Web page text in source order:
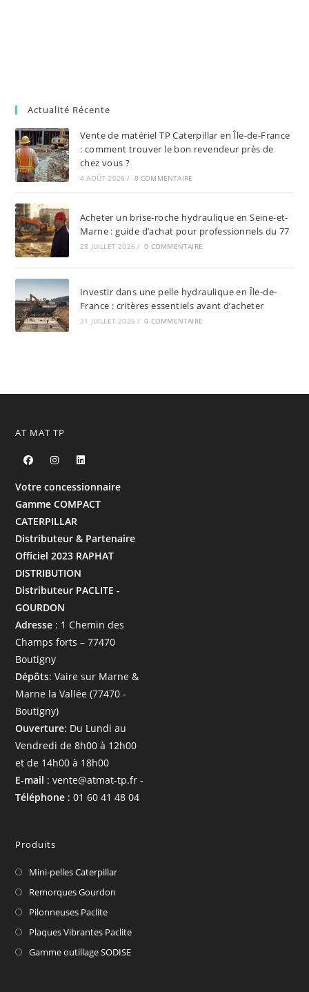
Actualité Récente
Vente de matériel TP Caterpillar en Île-de-France
: comment trouver le bon revendeur près de
chez vous ?
4 AOÛT 2026 / 0 COMMENTAIRE
Acheter un brise-roche hydraulique en Seine-et-
Marne : guide d’achat pour professionnels du 77
28 JUILLET 2026 / 0 COMMENTAIRE
Investir dans une pelle hydraulique en Île-de-
France : critères essentiels avant d’acheter
21 JUILLET 2026 / 0 COMMENTAIRE
AT MAT TP
Votre concessionnaire
Gamme COMPACT
CATERPILLAR
Distributeur & Partenaire
Officiel 2023 RAPHAT
DISTRIBUTION
Distributeur PACLITE -
GOURDON
Adresse : 1 Chemin des
Champs forts – 77470
Boutigny
Dépôts: Vaire sur Marne &
Marne la Vallée (77470 -
Boutigny)
Ouverture: Du Lundi au
Vendredi de 8h00 à 12h00
et de 14h00 à 18h00
E-mail : vente@atmat-tp.fr -
Téléphone : 01 60 41 48 04
Produits
Mini-pelles Caterpillar
Remorques Gourdon
Pilonneuses Paclite
Plaques Vibrantes Paclite
Gamme outillage SODISE